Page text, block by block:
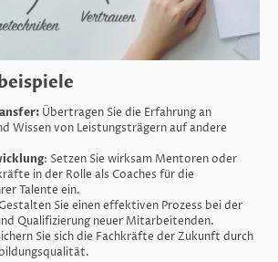
Übertragen Sie die Erfahrung an
Wissen von Leistungsträgern auf andere
: Setzen Sie wirksam Mentoren oder
in der Rolle als Coaches für die
Talente ein.
Gestalten Sie einen effektiven Prozess bei der
Qualifizierung neuer Mitarbeitenden.
Sie sich die Fachkräfte der Zukunft durch